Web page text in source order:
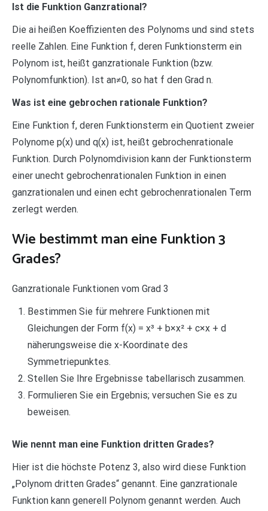
Ist die Funktion Ganzrational?
Die ai heißen Koeffizienten des Polynoms und sind stets
reelle Zahlen. Eine Funktion f, deren Funktionsterm ein
Polynom ist, heißt ganzrationale Funktion (bzw.
Polynomfunktion). Ist an≠0, so hat f den Grad n.
Was ist eine gebrochen rationale Funktion?
Eine Funktion f, deren Funktionsterm ein Quotient zweier
Polynome p(x) und q(x) ist, heißt gebrochenrationale
Funktion. Durch Polynomdivision kann der Funktionsterm
einer unecht gebrochenrationalen Funktion in einen
ganzrationalen und einen echt gebrochenrationalen Term
zerlegt werden.
Wie bestimmt man eine Funktion 3
Grades?
Ganzrationale Funktionen vom Grad 3
Bestimmen Sie für mehrere Funktionen mit
Gleichungen der Form f(x) = x³ + b×x² + c×x + d
näherungsweise die x-Koordinate des
Symmetriepunktes.
Stellen Sie Ihre Ergebnisse tabellarisch zusammen.
Formulieren Sie ein Ergebnis; versuchen Sie es zu
beweisen.
Wie nennt man eine Funktion dritten Grades?
Hier ist die höchste Potenz 3, also wird diese Funktion
„Polynom dritten Grades“ genannt. Eine ganzrationale
Funktion kann generell Polynom genannt werden. Auch